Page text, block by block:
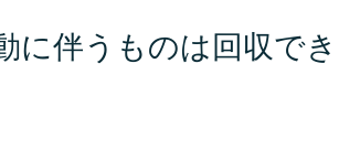
に伴うものは回収で